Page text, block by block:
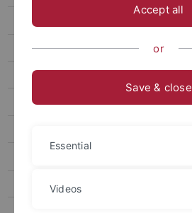
Events
Forum
attempto online Archive
Newsletter Uni Tübingen aktuell
Social media
Accept all
or
Save & close
Essential
Videos